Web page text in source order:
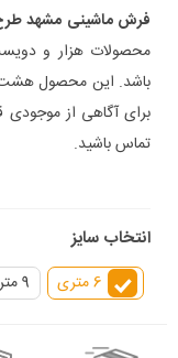
فرش ماشینی مشهد
برای آگاهی از موجودی
تماس باشید.
انتخاب سایز
6 متری 9 متری